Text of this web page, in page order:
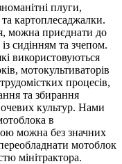
плуги,
та картоплесаджалки.
можна приєднати до
сидінням та зчепом.
використовуються
мотокультиваторів
процесів,
та збирання
культур. Нами
в
можна без значних
мотоблок
мінітрактора.